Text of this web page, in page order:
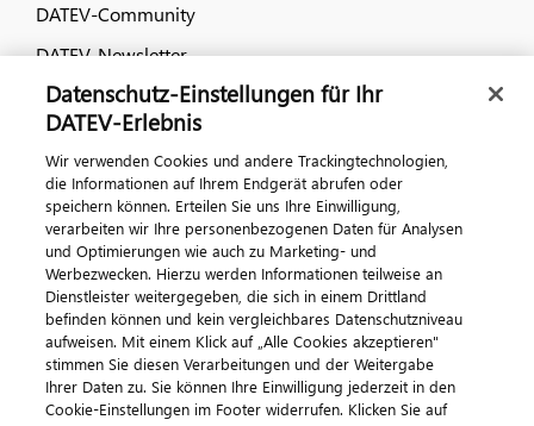
DATEV-Community
DATEV-Newsletter
Kontaktieren Sie uns
© 2026 DATEV eG
ImpressumDatenschutzAGB Kontakt
Cookie-Einstellungen
Datenschutz-Einstellungen für Ihr
DATEV-Erlebnis
Wir verwenden Cookies und andere Trackingtechnologien,
die Informationen auf Ihrem Endgerät abrufen oder
speichern können. Erteilen Sie uns Ihre Einwilligung,
verarbeiten wir Ihre personenbezogenen Daten für Analysen
und Optimierungen wie auch zu Marketing- und
Werbezwecken. Hierzu werden Informationen teilweise an
Dienstleister weitergegeben, die sich in einem Drittland
befinden können und kein vergleichbares Datenschutzniveau
aufweisen. Mit einem Klick auf „Alle Cookies akzeptieren"
stimmen Sie diesen Verarbeitungen und der Weitergabe
Ihrer Daten zu. Sie können Ihre Einwilligung jederzeit in den
Cookie-Einstellungen im Footer widerrufen. Klicken Sie auf